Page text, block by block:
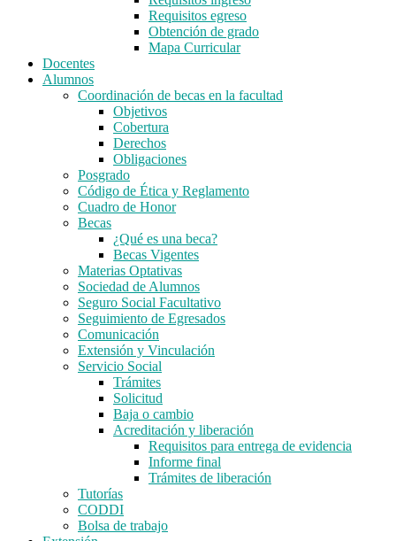
Requisitos egreso
Obtención de grado
Mapa Curricular
Docentes
Alumnos
Coordinación de becas en la facultad
Objetivos
Cobertura
Derechos
Obligaciones
Posgrado
Código de Ética y Reglamento
Cuadro de Honor
Becas
¿Qué es una beca?
Becas Vigentes
Materias Optativas
Sociedad de Alumnos
Seguro Social Facultativo
Seguimiento de Egresados
Comunicación
Extensión y Vinculación
Servicio Social
Trámites
Solicitud
Baja o cambio
Acreditación y liberación
Requisitos para entrega de evidencia
Informe final
Trámites de liberación
Tutorías
CODDI
Bolsa de trabajo